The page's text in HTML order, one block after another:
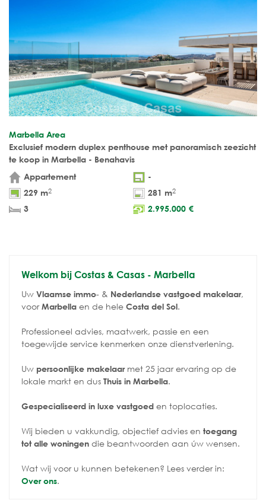
Marbella Area
Exclusief modern duplex penthouse met panoramisch zeezicht
te koop in Marbella - Benahavis
Appartement
-
229 m2 281 m2
3 2.995.000 €
Welkom bij Costas & Casas - Marbella
Uw Vlaamse immo- & Nederlandse vastgoed makelaar,
voorMarbella en de hele Costa del Sol.
Professioneel advies, maatwerk, passie en een
toegewijde service kenmerken onze dienstverlening.
Uw persoonlijke makelaarmet 25 jaar ervaring op de
lokale markt en dus Thuis in Marbella.
Gespecialiseerd in luxe vastgoed en toplocaties.
Wij bieden u vakkundig, objectief advies en toegang
tot alle woningen die beantwoorden aan úw wensen.
Wat wij voor u kunnen betekenen? Lees verder in:
Over ons.